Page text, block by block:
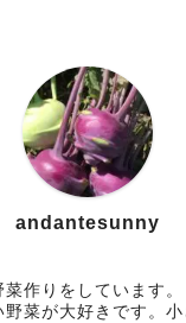
andantesunny
作りをしています。
菜が大好きです。小